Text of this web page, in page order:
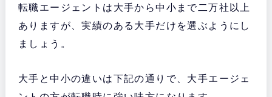
転職エージェントは大手から中小まで二万社以上
ありますが、実績のある大手だけを選ぶようにし
ましょう。
大手と中小の違いは下記の通りで、大手エージェ